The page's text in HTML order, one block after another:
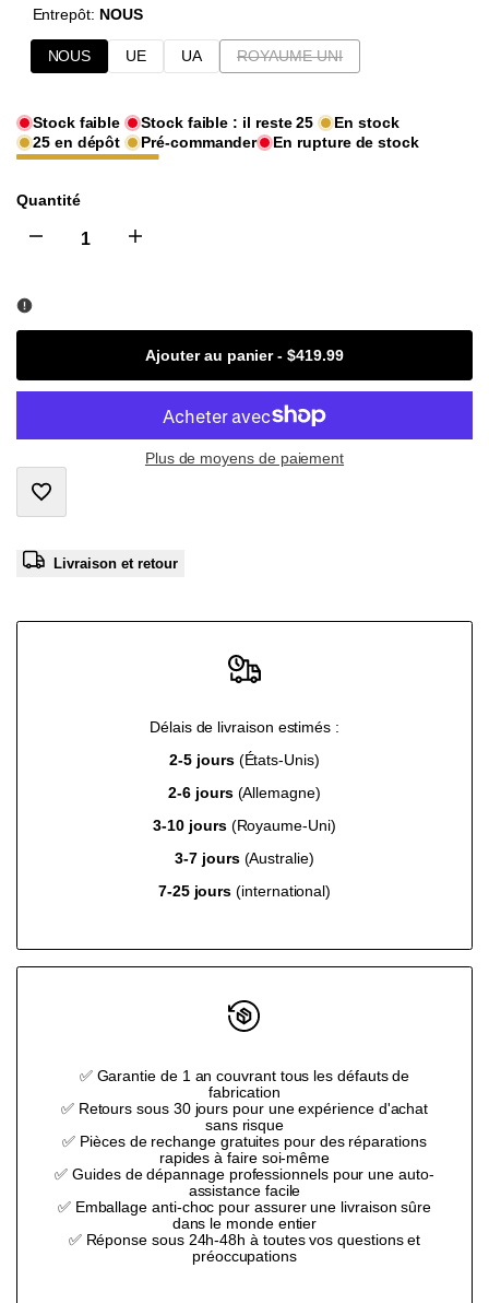
Entrepôt: NOUS
NOUS UE UA
Variante
épuisée
ROYAUME-UNI
Stock faible Stock faible : il reste25
En stock
25en dépôt Pré-commander En rupture de stock
Quantité
I18n
interpolation
value
"product"
I18n
interpolation
value
Ajouter au panier-$419.99
Ajouter
à
Plus de moyens de paiement
Livraison et retour
Délais de livraison estimés :
2-5 jours(États-Unis)
2-6 jours(Allemagne)
3-10 jours(Royaume-Uni)
3-7 jours(Australie)
7-25 jours (international)
✅ Garantie de 1 an couvrant tous les défauts de
fabrication
✅ Retours sous 30 jours pour une expérience d'achat
sans risque
✅ Pièces de rechange gratuites pour des réparations
rapides à faire soi-même
✅ Guides de dépannage professionnels pour une auto-
assistance facile
✅ Emballage anti-choc pour assurer une livraison sûre
dans le monde entier
✅ Réponse sous 24h-48h à toutes vos questions et
préoccupations